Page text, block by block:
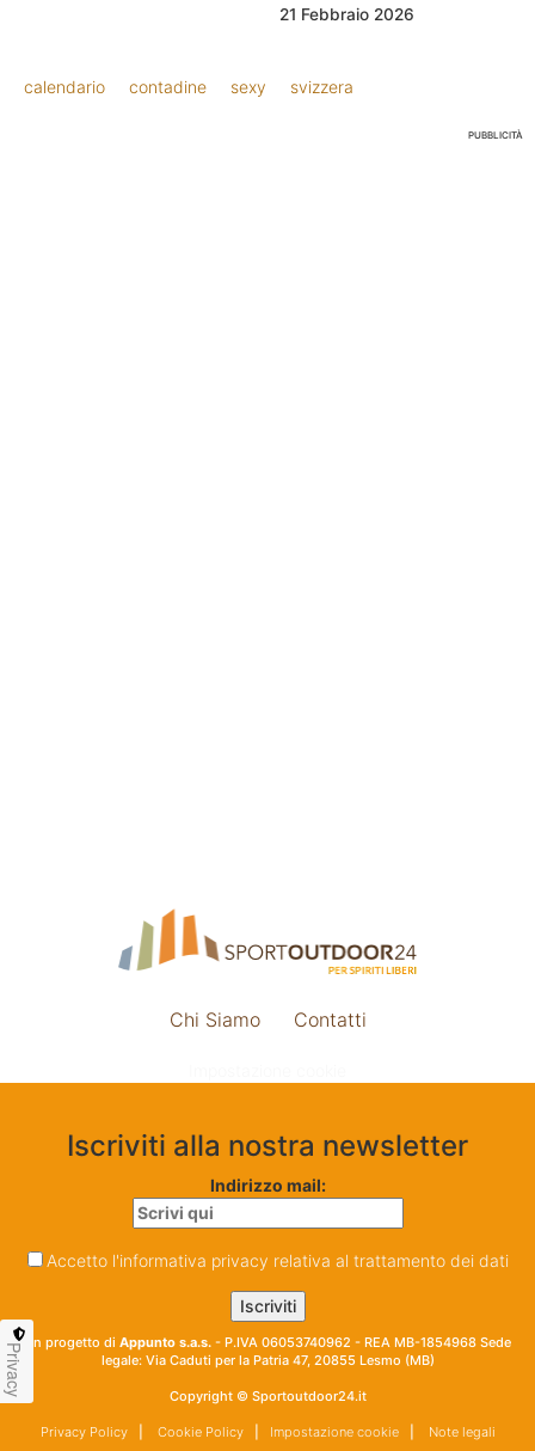
21 Febbraio 2026
calendario contadine sexy svizzera
PUBBLICITÀ
Chi Siamo Contatti
Iscriviti alla nostra newsletter
Indirizzo mail:
Accetto l'informativa privacy relativa al trattamento dei dati
Un progetto di Appunto s.a.s. - P.IVA 06053740962 - REA MB-1854968 Sede
legale: Via Caduti per la Patria 47, 20855 Lesmo (MB)
Copyright © Sportoutdoor24.it
Privacy Policy| Cookie Policy| Impostazione cookie| Note legali
Privacy